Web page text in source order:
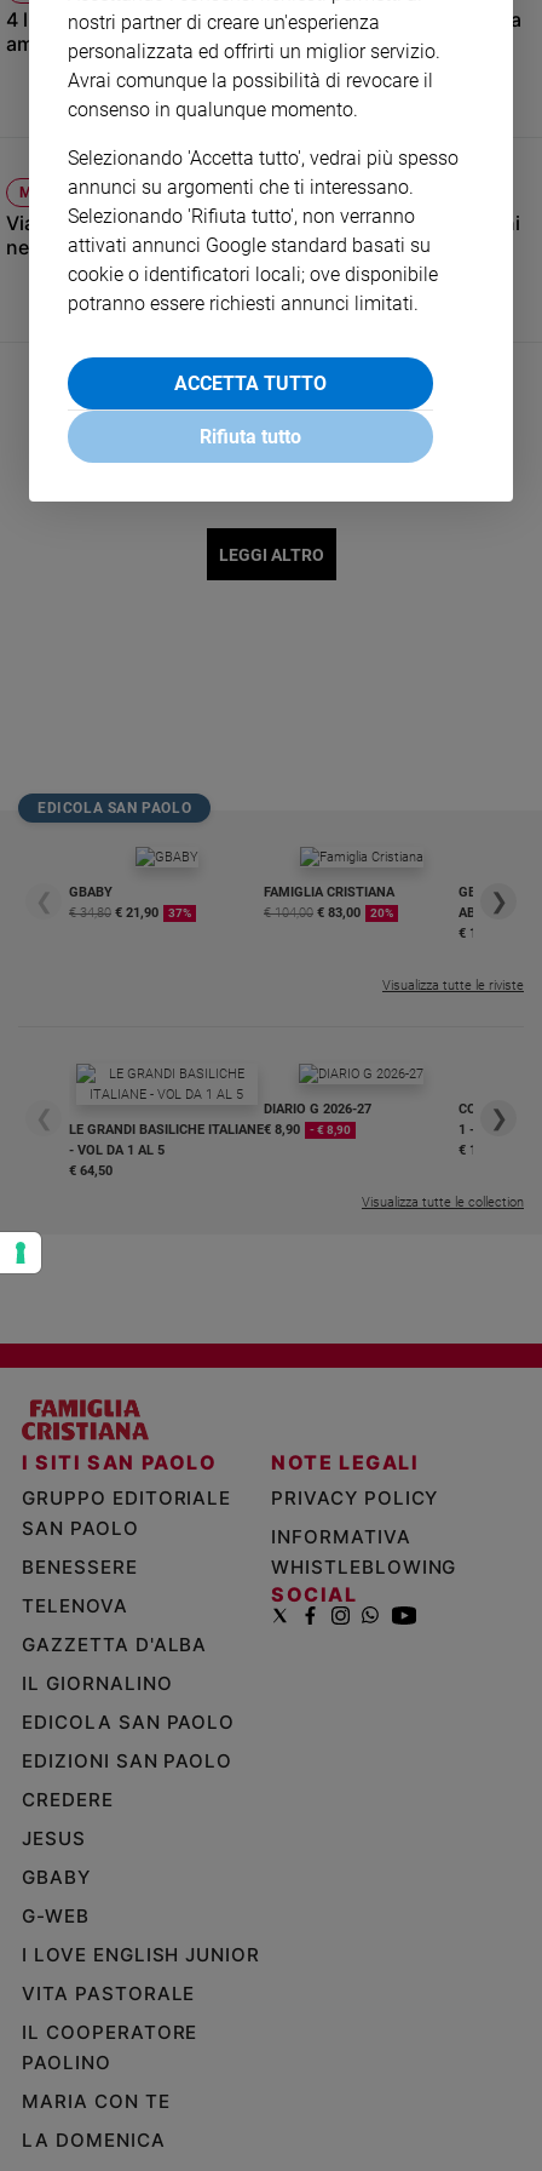
giovani
Adolescenza
Bioetica
Vai
Video
Pubblicità
Redazione
4 luglio: Trump celebra (e autocelebra) 250 anni di storia
americana
MONDO
Viaggi e imprevisti. Così la Farnesina protegge gli italiani
nel mondo
LEGGI ALTRO
EDICOLA SAN PAOLO
❮
GBABY
€ 34,80 € 21,90 37%
FAMIGLIA CRISTIANA
€ 104,00 € 83,00 20%
GBABY
€ 16,99
❯
Visualizza tutte le riviste
❮
LE GRANDI BASILICHE ITALIANE
- VOL DA 1 AL 5
€ 64,50
DIARIO G 2026-27
€ 8,90
- € 8,90
COLLANA
1 - 2
€ 18,50
❯
Visualizza tutte le collection
I SITI SAN PAOLO
GRUPPO EDITORIALE
SAN PAOLO
BENESSERE
TELENOVA
GAZZETTA D'ALBA
IL GIORNALINO
EDICOLA SAN PAOLO
EDIZIONI SAN PAOLO
CREDERE
JESUS
GBABY
G-WEB
I LOVE ENGLISH JUNIOR
VITA PASTORALE
IL COOPERATORE
PAOLINO
MARIA CON TE
LA DOMENICA
NOTE LEGALI
PRIVACY POLICY
INFORMATIVA
WHISTLEBLOWING
SOCIAL
nostri partner di creare un'esperienza
personalizzata ed offrirti un miglior servizio.
Avrai comunque la possibilità di revocare il
consenso in qualunque momento.
Selezionando 'Accetta tutto', vedrai più spesso
annunci su argomenti che ti interessano.
Selezionando 'Rifiuta tutto', non verranno
attivati annunci Google standard basati su
cookie o identificatori locali; ove disponibile
potranno essere richiesti annunci limitati.
ACCETTA TUTTO
Rifiuta tutto